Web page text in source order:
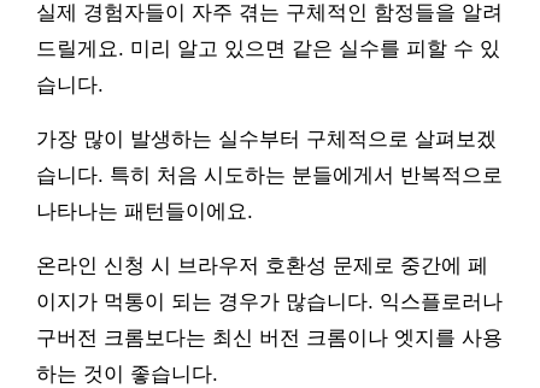
실제 경험자들이 자주 겪는 구체적인 함정들을 알려
드릴게요. 미리 알고 있으면 같은 실수를 피할 수 있
습니다.
가장 많이 발생하는 실수부터 구체적으로 살펴보겠
습니다. 특히 처음 시도하는 분들에게서 반복적으로
나타나는 패턴들이에요.
온라인 신청 시 브라우저 호환성 문제로 중간에 페
이지가 먹통이 되는 경우가 많습니다. 익스플로러나
구버전 크롬보다는 최신 버전 크롬이나 엣지를 사용
하는 것이 좋습니다.